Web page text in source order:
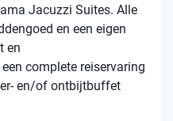
Jacuzzi Suites. Alle
en een eigen
en
complete reiservaring
en/of ontbijtbuffet